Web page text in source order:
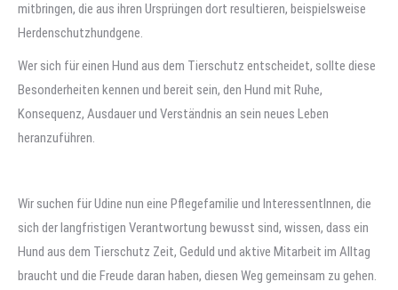
mitbringen, die aus ihren Ursprüngen dort resultieren, beispielsweise
Herdenschutzhundgene.
Wer sich für einen Hund aus dem Tierschutz entscheidet, sollte diese
Besonderheiten kennen und bereit sein, den Hund mit Ruhe,
Konsequenz, Ausdauer und Verständnis an sein neues Leben
heranzuführen.
Wir suchen für Udine nun eine Pflegefamilie und InteressentInnen, die
sich der langfristigen Verantwortung bewusst sind, wissen, dass ein
Hund aus dem Tierschutz Zeit, Geduld und aktive Mitarbeit im Alltag
braucht und die Freude daran haben, diesen Weg gemeinsam zu gehen.